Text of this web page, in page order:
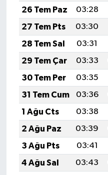
26 Tem Paz
03:28
27 Tem Pts
03:30
28 Tem Sal
03:31
29 Tem Çar
03:33
30 Tem Per
03:35
31 Tem Cum
03:36
1 Ağu Cts
03:38
2 Ağu Paz
03:39
3 Ağu Pts
03:41
4 Ağu Sal
03:43